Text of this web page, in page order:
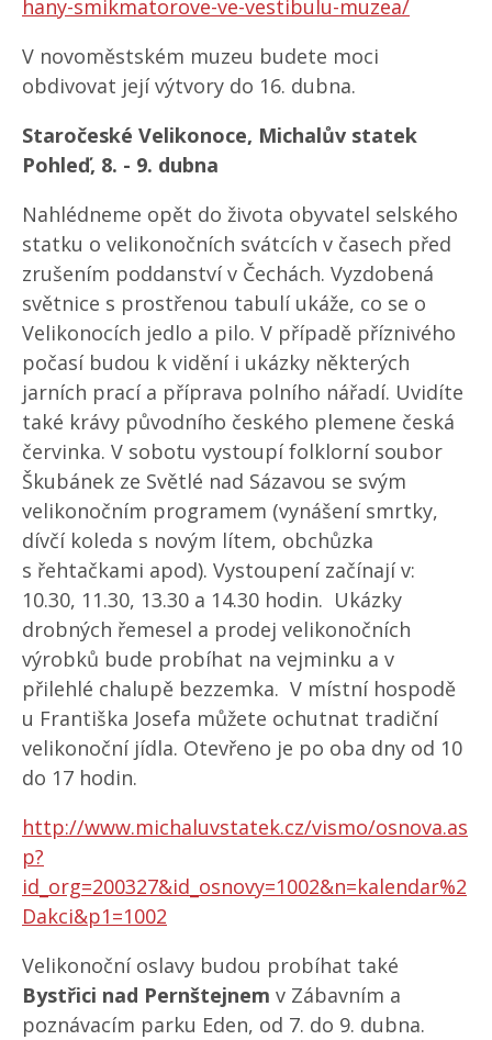
hany-smikmatorove-ve-vestibulu-muzea/
V novoměstském muzeu budete moci
obdivovat její výtvory do 16. dubna.
Staročeské Velikonoce, Michalův statek
Pohleď, 8. - 9. dubna
Nahlédneme opět do života obyvatel selského
statku o velikonočních svátcích v časech před
zrušením poddanství v Čechách. Vyzdobená
světnice s prostřenou tabulí ukáže, co se o
Velikonocích jedlo a pilo. V případě příznivého
počasí budou k vidění i ukázky některých
jarních prací a příprava polního nářadí. Uvidíte
také krávy původního českého plemene česká
červinka. V sobotu vystoupí folklorní soubor
Škubánek ze Světlé nad Sázavou se svým
velikonočním programem (vynášení smrtky,
dívčí koleda s novým lítem, obchůzka
s řehtačkami apod). Vystoupení začínají v:
10.30, 11.30, 13.30 a 14.30 hodin. Ukázky
drobných řemesel a prodej velikonočních
výrobků bude probíhat na vejminku a v
přilehlé chalupě bezzemka. V místní hospodě
u Františka Josefa můžete ochutnat tradiční
velikonoční jídla. Otevřeno je po oba dny od 10
do 17 hodin.
http://www.michaluvstatek.cz/vismo/osnova.as
p?
id_org=200327&id_osnovy=1002&n=kalendar%2
Dakci&p1=1002
Velikonoční oslavy budou probíhat také
Bystřici nad Pernštejnem v Zábavním a
poznávacím parku Eden, od 7. do 9. dubna.